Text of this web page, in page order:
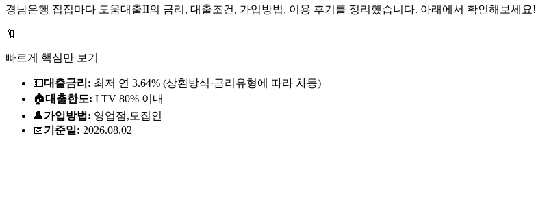
경남은행 집집마다 도움대출II의 금리, 대출조건, 가입방법, 이용 후기를 정리했습니다. 아래에서 확인해보세요!
🔖
빠르게 핵심만 보기
💵대출금리: 최저 연 3.64% (상환방식·금리유형에 따라 차등)
🏠대출한도: LTV 80% 이내
👤가입방법: 영업점,모집인
📅기준일: 2026.08.02